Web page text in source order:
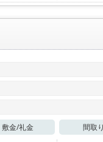
敷金/礼金 間取